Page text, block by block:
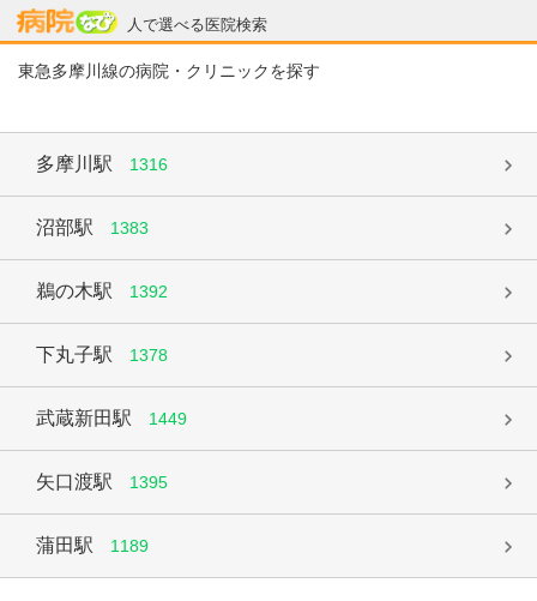
人で選べる医院検索
病院なび
東急多摩川線の病院・クリニックを探す
多摩川駅 1316
沼部駅 1383
鵜の木駅 1392
下丸子駅 1378
武蔵新田駅 1449
矢口渡駅 1395
蒲田駅 1189